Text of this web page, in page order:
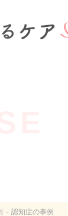
認知症の事例